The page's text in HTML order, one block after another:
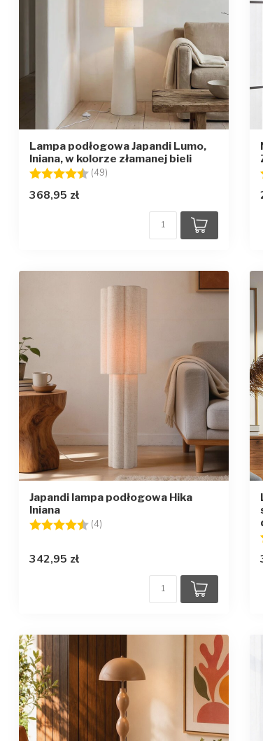
Lampa podłogowa Japandi Lumo,
lniana, w kolorze złamanej bieli
Ocena:
(49)
368,95 zł
Japandi lampa podłogowa Hika
lniana
Ocena:
(4)
342,95 zł